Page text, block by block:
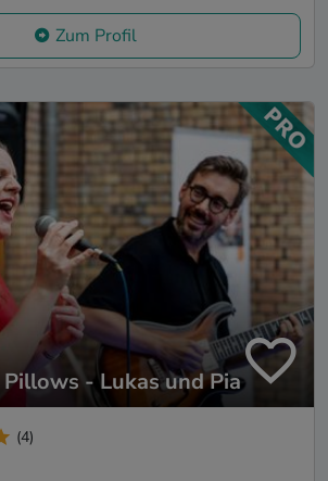
Zum Profil
- Lukas und Pia
(4)